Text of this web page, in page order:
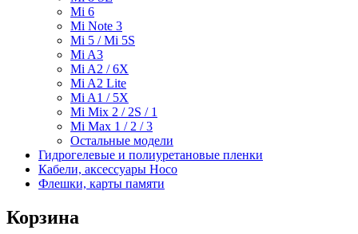
Mi 6
Mi Note 3
Mi 5 / Mi 5S
Mi A3
Mi A2 / 6X
Mi A2 Lite
Mi A1 / 5X
Mi Mix 2 / 2S / 1
Mi Max 1 / 2 / 3
Остальные модели
Гидрогелевые и полиуретановые пленки
Кабели, аксессуары Hoco
Флешки, карты памяти
Корзина